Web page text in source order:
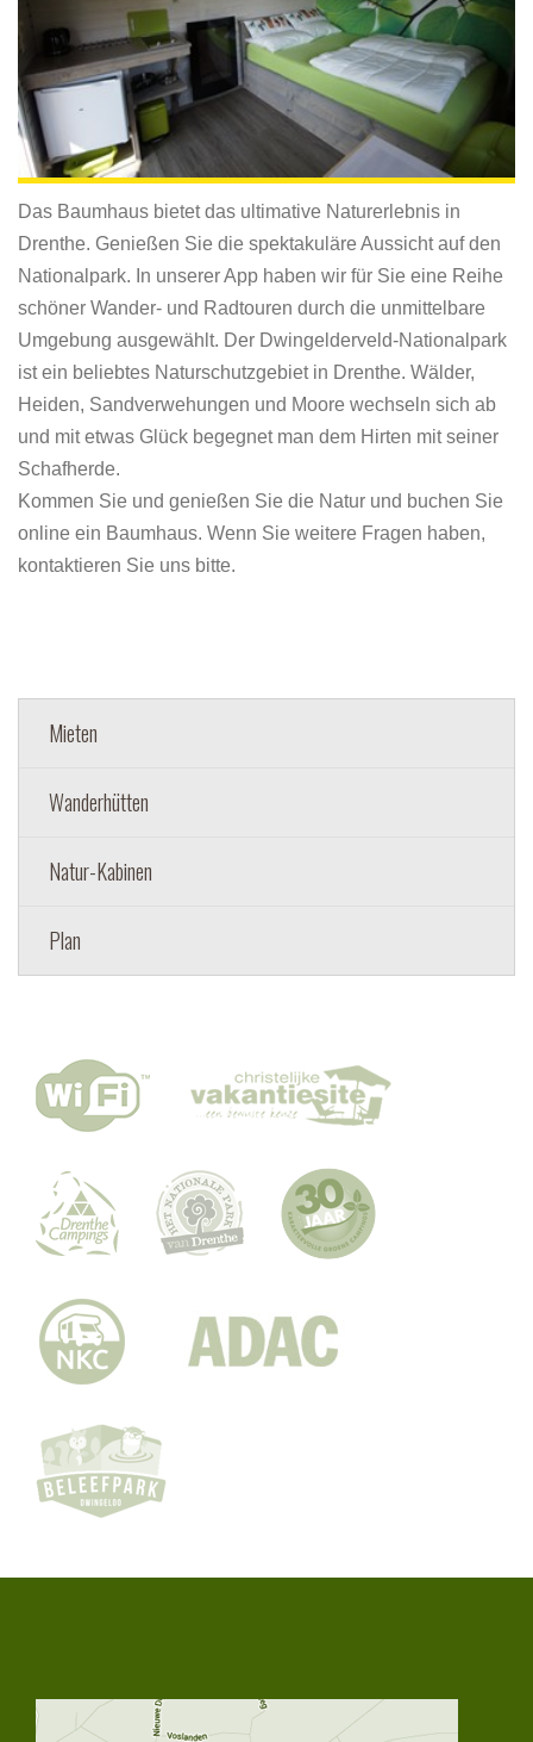
Das Baumhaus bietet das ultimative Naturerlebnis in
Drenthe. Genießen Sie die spektakuläre Aussicht auf den
Nationalpark. In unserer App haben wir für Sie eine Reihe
schöner Wander- und Radtouren durch die unmittelbare
Umgebung ausgewählt. Der Dwingelderveld-Nationalpark
ist ein beliebtes Naturschutzgebiet in Drenthe. Wälder,
Heiden, Sandverwehungen und Moore wechseln sich ab
und mit etwas Glück begegnet man dem Hirten mit seiner
Schafherde.
Kommen Sie und genießen Sie die Natur und buchen Sie
online ein Baumhaus. Wenn Sie weitere Fragen haben,
kontaktieren Sie uns bitte.
Mieten
Wanderhütten
Natur-Kabinen
Plan